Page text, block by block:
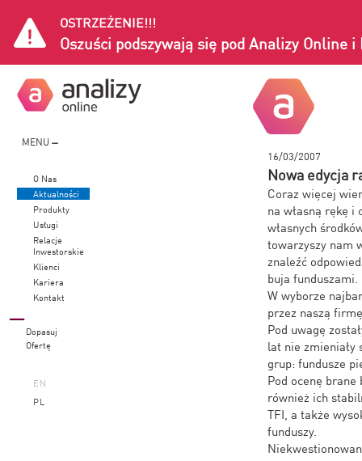
OSTRZEŻENIE!!!
Oszuści podszywają się pod Analizy Online i
MENU
O Nas
Aktualności
Produkty
Usługi
Relacje
Inwestorskie
Klienci
Kariera
Kontakt
Dopasuj
Ofertę
EN
PL
16/03/2007
Nowa edycja
Coraz więcej
na własną rękę
własnych
towarzyszy nam
znaleźć
buja funduszami.
W wyborze
przez naszą
Pod uwagę
lat nie zmieniały
grup: fundusze
Pod ocenę
również ich
TFI, a także
funduszy.